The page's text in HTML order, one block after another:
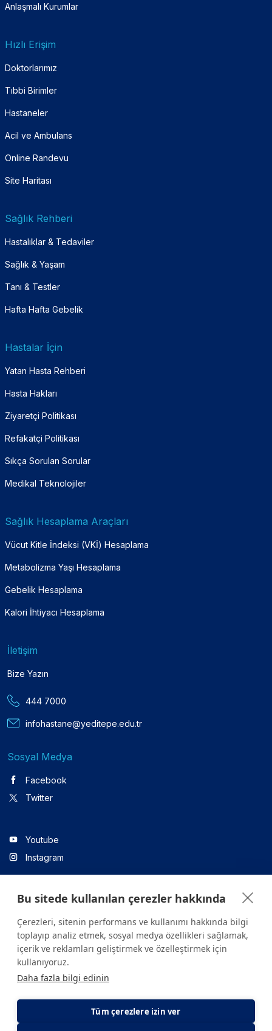
Anlaşmalı Kurumlar
Hızlı Erişim
Doktorlarımız
Tıbbi Birimler
Hastaneler
Acil ve Ambulans
Online Randevu
Site Haritası
Sağlık Rehberi
Hastalıklar & Tedaviler
Sağlık & Yaşam
Tanı & Testler
Hafta Hafta Gebelik
Hastalar İçin
Yatan Hasta Rehberi
Hasta Hakları
Ziyaretçi Politikası
Refakatçi Politikası
Sıkça Sorulan Sorular
Medikal Teknolojiler
Sağlık Hesaplama Araçları
Vücut Kitle İndeksi (VKİ) Hesaplama
Metabolizma Yaşı Hesaplama
Gebelik Hesaplama
Kalori İhtiyacı Hesaplama
İletişim
Bize Yazın
444 7000
infohastane@yeditepe.edu.tr
Sosyal Medya
Facebook
Twitter
Youtube
Instagram
Linkedin
Sitede yer alan tüm içerikler yalnızca bilgilendirme amaçlıdır.
Sağlığınızla ilgili sorularınız için mutlaka doktoruza ya da bir sağlık
kuruluşuna başvurunuz.
Bu sitede kullanılan çerezler hakkında
Çerezleri, sitenin performans ve kullanımı hakkında bilgi
toplayıp analiz etmek, sosyal medya özellikleri sağlamak,
içerik ve reklamları geliştirmek ve özelleştirmek için
kullanıyoruz.
Daha fazla bilgi edinin
Tüm çerezlere izin ver